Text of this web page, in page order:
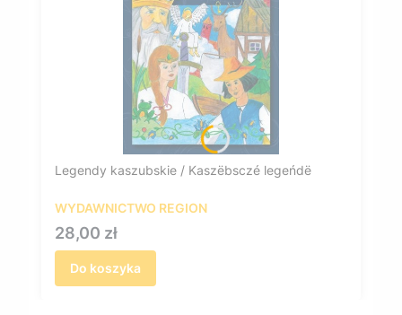
Legendy kaszubskie / Kaszëbsczé legeńdë
WYDAWNICTWO REGION
Cena
28,00 zł
Do koszyka